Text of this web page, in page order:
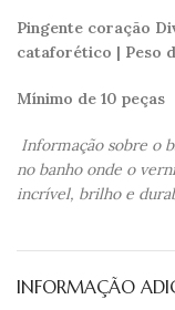
Pingente coração
cataforético | Peso
Mínimo de 10 peças
Informação sobre o
no banho onde o
incrível, brilho e
INFORMAÇÃO